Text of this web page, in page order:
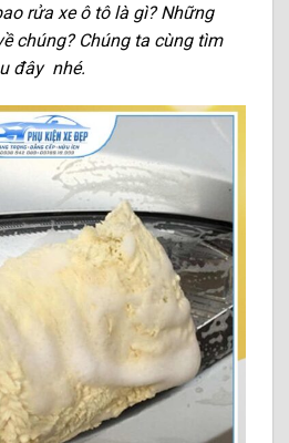
rửa xe ô tô là gì? Những
chúng? Chúng ta cùng tìm
đây nhé.